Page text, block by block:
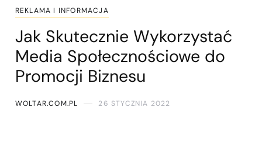
REKLAMA I INFORMACJA
Jak Skutecznie Wykorzystać
Media Społecznościowe do
Promocji Biznesu
WOLTAR.COM.PL 26 STYCZNIA 2022